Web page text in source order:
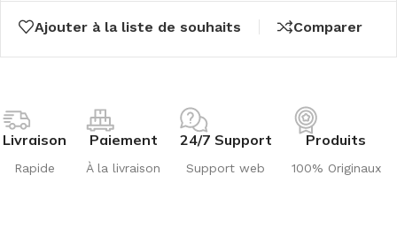
Ajouter à la liste de souhaits Comparer
Livraison
Rapide
Paiement
À la livraison
24/7 Support
Support web
Produits
100% Originaux